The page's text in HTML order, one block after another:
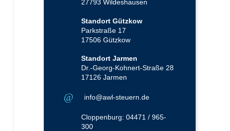
27793 Wildeshausen
Standort Gützkow
Parkstraße 17
17506 Gützkow
Standort Jarmen
Dr.-Georg-Kohnert-Straße 28
17126 Jarmen
info@awl-steuern.de
Cloppenburg: 04471 / 965-
300